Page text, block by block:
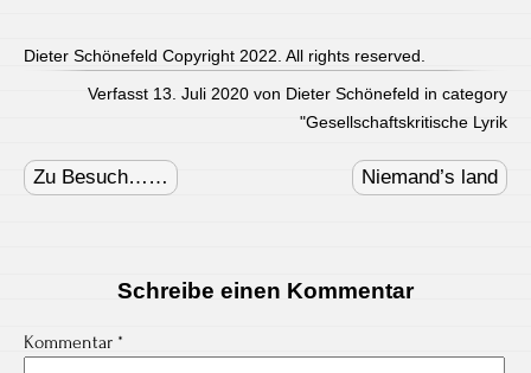
Dieter Schönefeld Copyright 2022. All rights reserved.
Verfasst 13. Juli 2020 von Dieter Schönefeld in category
"Gesellschaftskritische Lyrik
navigation
Zu Besuch…… Niemand’s land
Schreibe einen Kommentar
Kommentar *